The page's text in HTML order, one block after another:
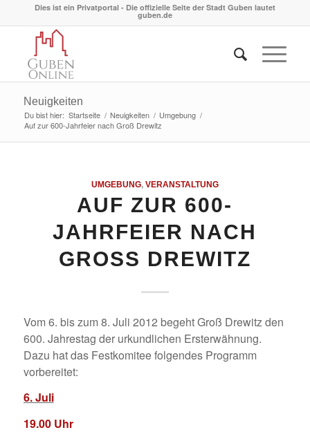
Dies ist ein Privatportal - Die offizielle Seite der Stadt Guben lautet
guben.de
Neuigkeiten
Du bist hier: Startseite / Neuigkeiten / Umgebung /
Auf zur 600-Jahrfeier nach Groß Drewitz
UMGEBUNG, VERANSTALTUNG
AUF ZUR 600-
JAHRFEIER NACH
GROSS DREWITZ
Vom 6. bis zum 8. Juli 2012 begeht Groß Drewitz den
600. Jahrestag der urkundlichen Ersterwähnung.
Dazu hat das Festkomitee folgendes Programm
vorbereitet:
6. Juli
19.00 Uhr